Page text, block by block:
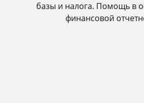
базы и налога. Помощь в
финансовой